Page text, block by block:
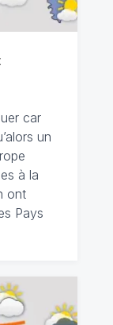
car
un
à la
ont
Pays